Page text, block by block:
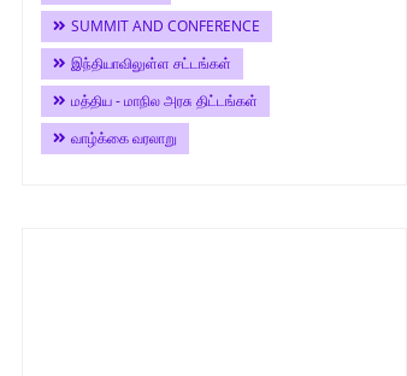
SUMMIT AND CONFERENCE
இந்தியாவிலுள்ள சட்டங்கள்
மத்திய - மாநில அரசு திட்டங்கள்
வாழ்க்கை வரலாறு